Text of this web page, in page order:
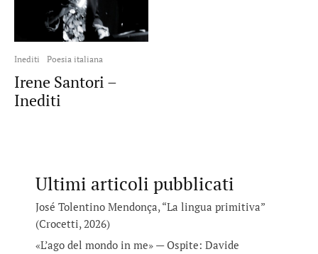
Inediti Poesia italiana
Irene Santori –
Inediti
Ultimi articoli pubblicati
José Tolentino Mendonça, “La lingua primitiva”
(Crocetti, 2026)
«L’ago del mondo in me» — Ospite: Davide